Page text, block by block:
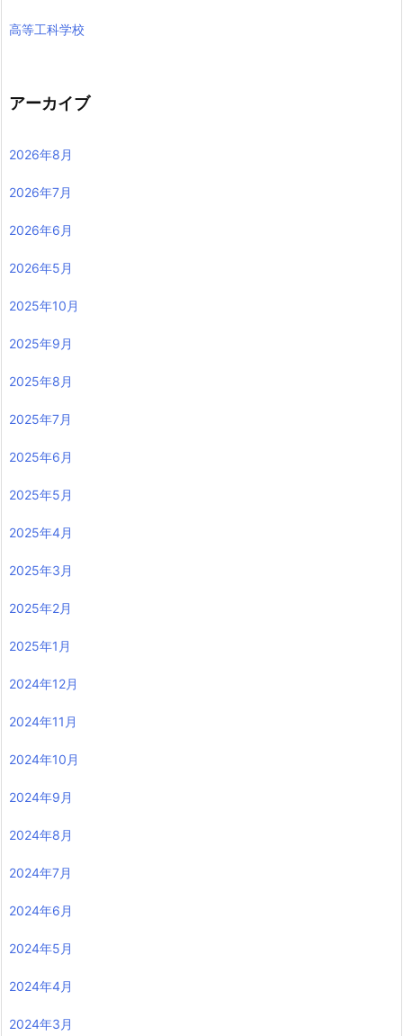
高等工科学校
アーカイブ
2026年8月
2026年7月
2026年6月
2026年5月
2025年10月
2025年9月
2025年8月
2025年7月
2025年6月
2025年5月
2025年4月
2025年3月
2025年2月
2025年1月
2024年12月
2024年11月
2024年10月
2024年9月
2024年8月
2024年7月
2024年6月
2024年5月
2024年4月
2024年3月